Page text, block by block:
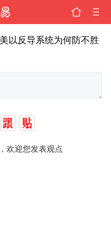
以反导系统为何防不胜
欢迎您发表观点